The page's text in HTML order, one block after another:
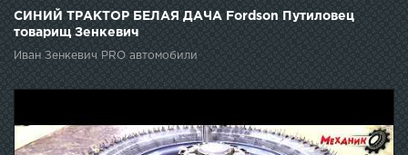
СИНИЙ ТРАКТОР БЕЛАЯ ДАЧА Fordson Путиловец
товарищ Зенкевич
Иван Зенкевич PRO автомобили